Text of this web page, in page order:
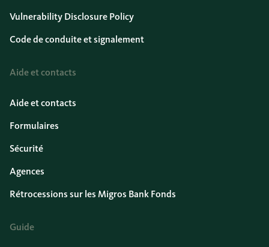
Vulnerability Disclosure Policy
Code de conduite et signalement
Aide et contacts
Aide et contacts
Formulaires
Sécurité
Agences
Rétrocessions sur les Migros Bank Fonds
Guide